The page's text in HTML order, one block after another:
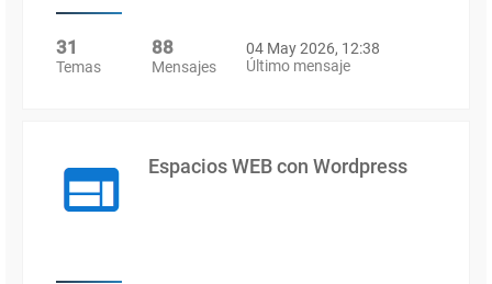
31
Temas
88
Mensajes
04 May 2026, 12:38
Último mensaje
Espacios WEB con Wordpress